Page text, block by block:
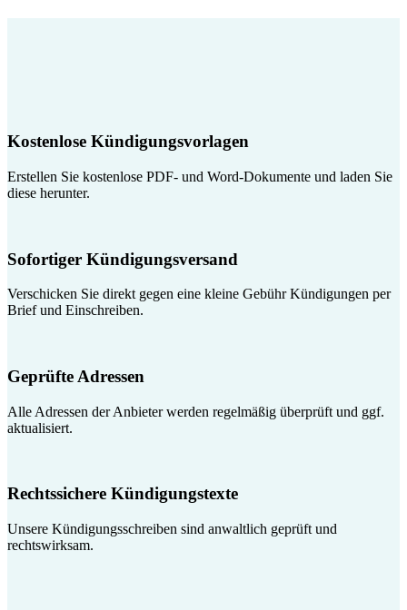
Kostenlose Kündigungsvorlagen
Erstellen Sie kostenlose PDF- und Word-Dokumente und laden Sie
diese herunter.
Sofortiger Kündigungsversand
Verschicken Sie direkt gegen eine kleine Gebühr Kündigungen per
Brief und Einschreiben.
Geprüfte Adressen
Alle Adressen der Anbieter werden regelmäßig überprüft und ggf.
aktualisiert.
Rechtssichere Kündigungstexte
Unsere Kündigungsschreiben sind anwaltlich geprüft und
rechtswirksam.